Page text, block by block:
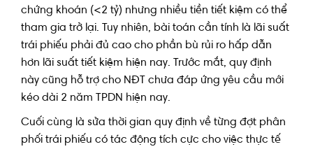
chứng khoán (<2 tỷ) nhưng nhiều tiền tiết kiệm có thể
tham gia trở lại. Tuy nhiên, bài toán cần tính là lãi suất
trái phiếu phải đủ cao cho phần bù rủi ro hấp dẫn
hơn lãi suất tiết kiệm hiện nay. Trước mắt, quy định
này cũng hỗ trợ cho NĐT chưa đáp ứng yêu cầu mới
kéo dài 2 năm TPDN hiện nay.
Cuối cùng là sửa thời gian quy định về từng đợt phân
phối trái phiếu có tác động tích cực cho việc thực tế